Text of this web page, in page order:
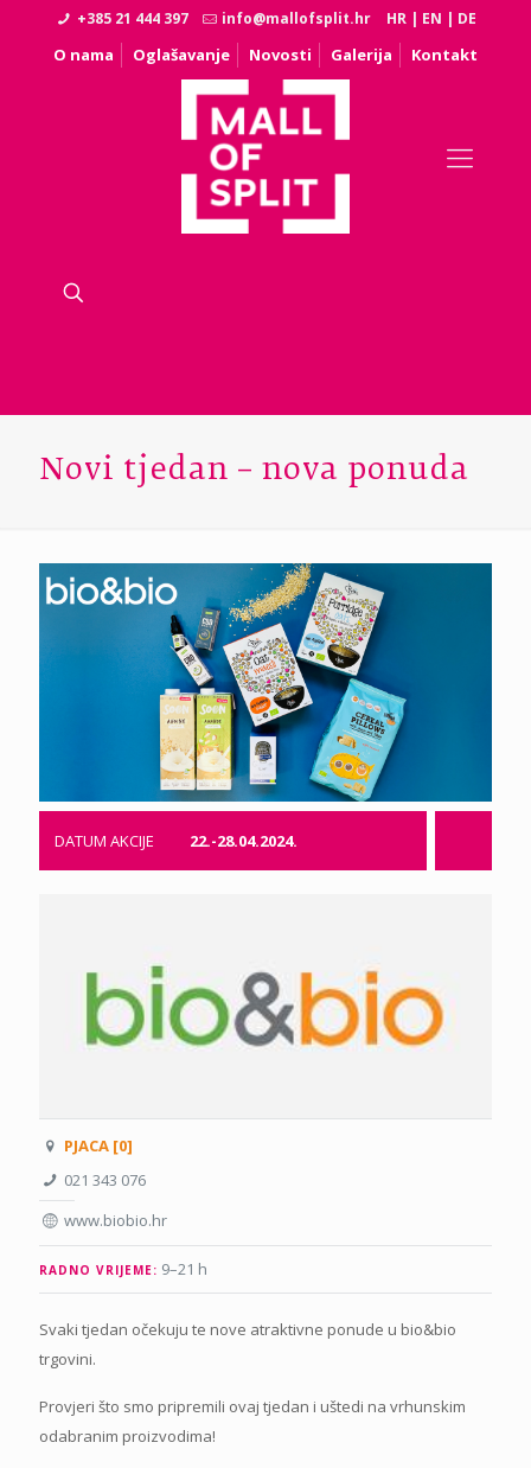
+385 21 444 397 info@mallofsplit.hr HR | EN | DE
O nama Oglašavanje Novosti Galerija Kontakt
Novi tjedan – nova ponuda
DATUM AKCIJE 22.-28.04.2024.
PJACA [0]
021 343 076
www.biobio.hr
RADNO VRIJEME: 9–21 h
Svaki tjedan očekuju te nove atraktivne ponude u bio&bio
trgovini.
Provjeri što smo pripremili ovaj tjedan i uštedi na vrhunskim
odabranim proizvodima!